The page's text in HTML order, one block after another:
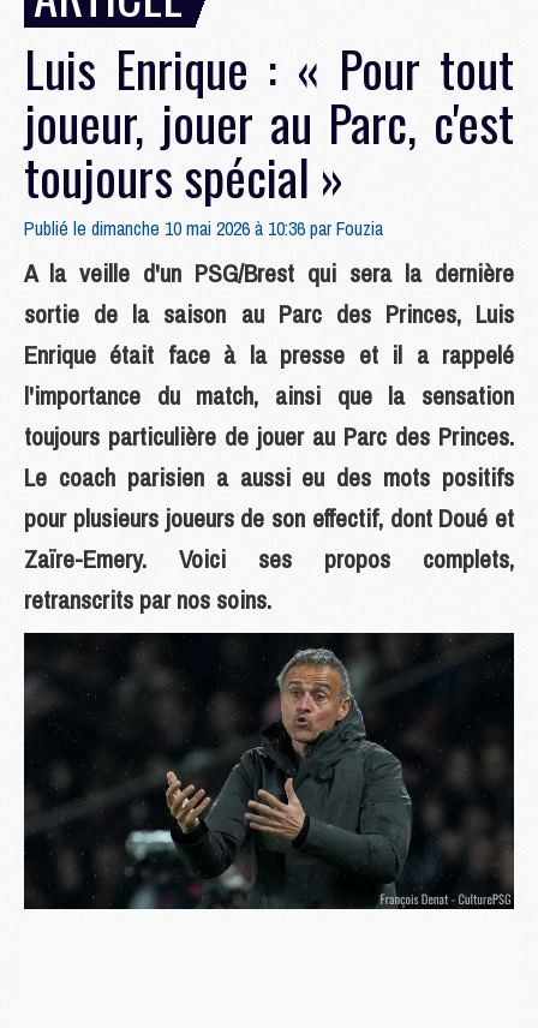
Luis Enrique : « Pour tout
joueur, jouer au Parc, c'est
toujours spécial »
Publié le dimanche 10 mai 2026 à 10:36 parFouzia
A la veille d'un PSG/Brest qui sera la dernière
sortie de la saison au Parc des Princes, Luis
Enrique était face à la presse et il a rappelé
l'importance du match, ainsi que la sensation
toujours particulière de jouer au Parc des Princes.
Le coach parisien a aussi eu des mots positifs
pour plusieurs joueurs de son effectif, dont Doué et
Zaïre-Emery. Voici ses propos complets,
retranscrits par nos soins.